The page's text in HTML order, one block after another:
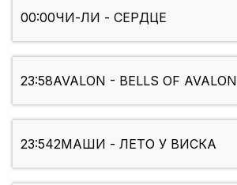
00:00ЧИ-ЛИ - СЕРДЦЕ
23:58AVALON - BELLS OF AVALON
23:542МАШИ - ЛЕТО У ВИСКА